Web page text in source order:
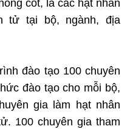
cốt, là các hạt nhân
tử tại bộ, ngành, địa
đào tạo 100 chuyên
đào tạo cho mỗi bộ,
gia làm hạt nhân
100 chuyên gia tham